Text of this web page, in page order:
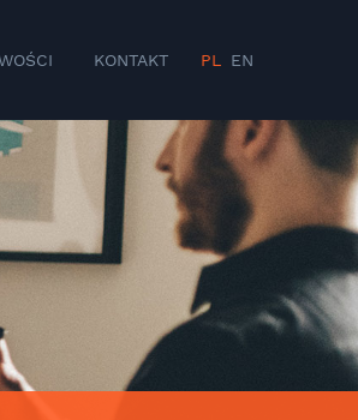
KONTAKT PL EN